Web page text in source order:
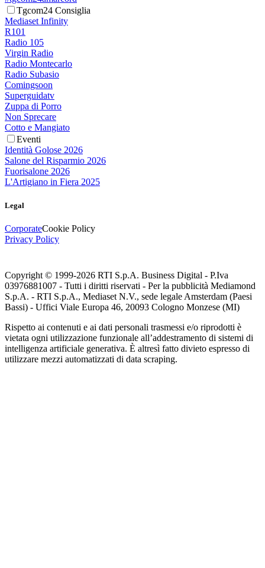
Tgcom24 Consiglia
Mediaset Infinity
R101
Radio 105
Virgin Radio
Radio Montecarlo
Radio Subasio
Comingsoon
Superguidatv
Zuppa di Porro
Non Sprecare
Cotto e Mangiato
Eventi
Identità Golose 2026
Salone del Risparmio 2026
Fuorisalone 2026
L'Artigiano in Fiera 2025
Legal
CorporateCookie Policy
Privacy Policy
Copyright © 1999-2026 RTI S.p.A. Business Digital - P.Iva
03976881007 - Tutti i diritti riservati - Per la pubblicità Mediamond
S.p.A. - RTI S.p.A., Mediaset N.V., sede legale Amsterdam (Paesi
Bassi) - Uffici Viale Europa 46, 20093 Cologno Monzese (MI)
Rispetto ai contenuti e ai dati personali trasmessi e/o riprodotti è
vietata ogni utilizzazione funzionale all’addestramento di sistemi di
intelligenza artificiale generativa. È altresì fatto divieto espresso di
utilizzare mezzi automatizzati di data scraping.